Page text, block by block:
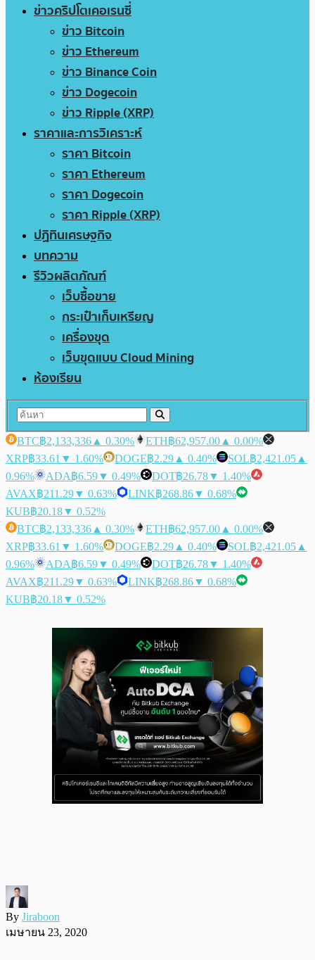
ข่าวคริปโตเคอเรนซี่
ข่าว Bitcoin
ข่าว Ethereum
ข่าว Binance Coin
ข่าว Dogecoin
ข่าว Ripple (XRP)
ราคาและการวิเคราะห์
ราคา Bitcoin
ราคา Ethereum
ราคา Dogecoin
ราคา Ripple (XRP)
ปฏิทินเศรษฐกิจ
บทความ
รีวิวผลิตภัณฑ์
เว็บซื้อขาย
กระเป๋าเก็บเหรียญ
เครื่องขุด
เว็บขุดแบบ Cloud Mining
ห้องเรียน
BTC฿2,133,336 ▲ 0.30% ETH฿62,957.00 ▲ 0.00%
XRP฿33.61 ▼ 1.60% DOGE฿2.29 ▲ 0.40% SOL฿2,421.05 ▲
0.96%
ADA฿6.59▼ 0.49% DOT฿26.78▼ 1.40%
AVAX฿211.29▼ 0.63% LINK฿268.86▼ 0.68%
KUB฿20.18▼ 0.52%
BTC฿2,133,336 ▲ 0.30% ETH฿62,957.00 ▲ 0.00%
XRP฿33.61 ▼ 1.60% DOGE฿2.29 ▲ 0.40% SOL฿2,421.05 ▲
0.96%
ADA฿6.59▼ 0.49% DOT฿26.78▼ 1.40%
AVAX฿211.29▼ 0.63% LINK฿268.86▼ 0.68%
KUB฿20.18▼ 0.52%
By Jiraboon
เมษายน 23, 2020